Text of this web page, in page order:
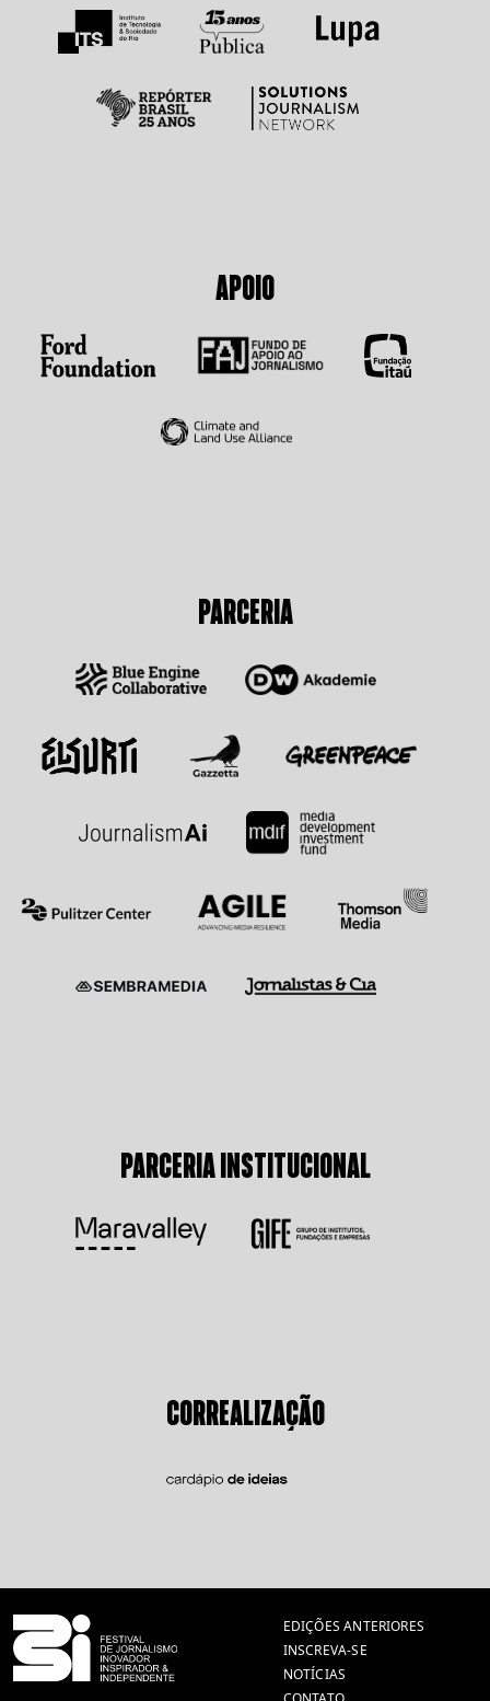
APOIO
PARCERIA
PARCERIA INSTITUCIONAL
CORREALIZAÇÃO
EDIÇÕES ANTERIORES
INSCREVA-SE
NOTÍCIAS